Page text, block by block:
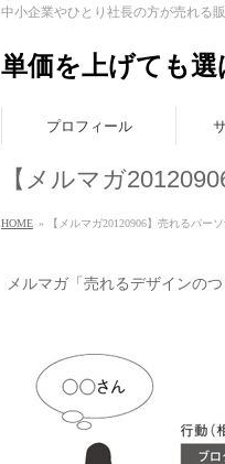
中小企業やひとり社長の方が売れる
単価を上げても
プロフィール
【メルマガ
HOME » 【メルマガ20120906】売れるパー
メルマガ「売れるデザインの